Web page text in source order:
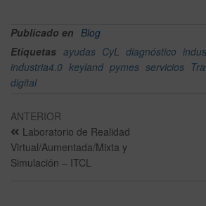
Publicado en Blog
Etiquetas ayudas CyL diagnóstico
industria4.0 keyland pymes servicios
digital
ANTERIOR
Laboratorio de Realidad
Virtual/Aumentada/Mixta y
Simulación – ITCL